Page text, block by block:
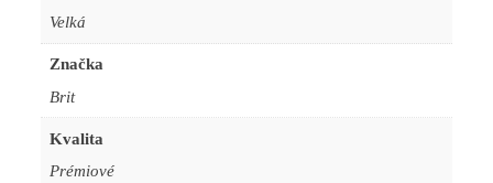
Velká
Značka
Brit
Kvalita
Prémiové